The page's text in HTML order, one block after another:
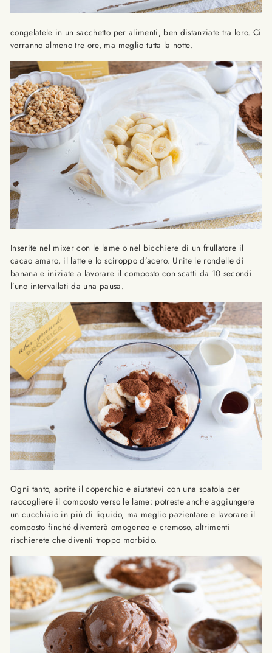
congelatele in un sacchetto per alimenti, ben distanziate tra loro. Ci
vorranno almeno tre ore, ma meglio tutta la notte.
Inserite nel mixer con le lame o nel bicchiere di un frullatore il
cacao amaro, il latte e lo sciroppo d’acero. Unite le rondelle di
banana e iniziate a lavorare il composto con scatti da 10 secondi
l’uno intervallati da una pausa.
Ogni tanto, aprite il coperchio e aiutatevi con una spatola per
raccogliere il composto verso le lame: potreste anche aggiungere
un cucchiaio in più di liquido, ma meglio pazientare e lavorare il
composto finché diventerà omogeneo e cremoso, altrimenti
rischierete che diventi troppo morbido.